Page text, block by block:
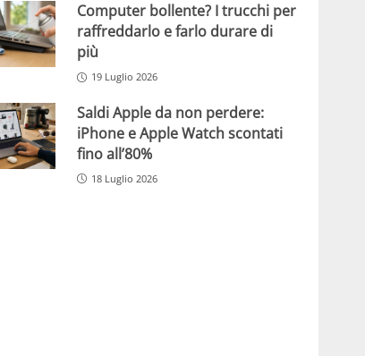
Computer bollente? I trucchi per
raffreddarlo e farlo durare di
più
19 Luglio 2026
Saldi Apple da non perdere:
iPhone e Apple Watch scontati
fino all’80%
18 Luglio 2026